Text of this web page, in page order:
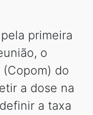
primeira
o
do
a dose na
a taxa